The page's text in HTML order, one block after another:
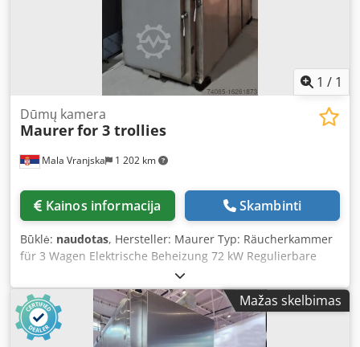
1 / 1
Mala Vranjska 1 202 km
Dūmų kamera
Maurerfor 3 trollies
Kainos informacija Skambinti
Būklė: naudotas, Hersteller: Maurer Typ: Räucherkammer
für 3 Wagen Elektrische Beheizung 72 kW Regulierbare
Umluft Pneumatisch gesteuerte Frischluft-, Abluft- und
Rauklappen Reinigung: Schaumreinigung Raucheinleitung:
auf Kundenwunsch Rauchmaterial: Holzspäne Ohne
Nachverbrennungssystem Aufstellmaße der Maschine in
cm: Breite: 158 Länge: 350 Höhe: 270 Dkjdpfxjtuk Dvj Afujr
Mažas skelbimas